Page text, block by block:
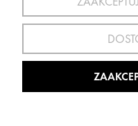
Wszelkie Prawa
Wdrożenie:Agencja